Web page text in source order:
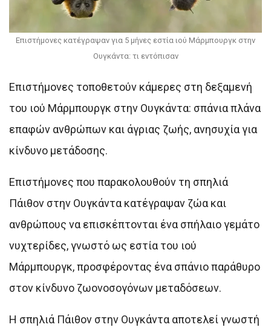
Επιστήμονες κατέγραψαν για 5 μήνες εστία ιού Μάρμπουργκ στην
Ουγκάντα: τι εντόπισαν
Επιστήμονες τοποθετούν κάμερες στη δεξαμενή
του ιού Μάρμπουργκ στην Ουγκάντα: σπάνια πλάνα
επαφών ανθρώπων και άγριας ζωής, ανησυχία για
κίνδυνο μετάδοσης.
Επιστήμονες που παρακολουθούν τη σπηλιά
Πάιθον στην Ουγκάντα κατέγραψαν ζώα και
ανθρώπους να επισκέπτονται ένα σπήλαιο γεμάτο
νυχτερίδες, γνωστό ως εστία του ιού
Μάρμπουργκ, προσφέροντας ένα σπάνιο παράθυρο
στον κίνδυνο ζωονοσογόνων μεταδόσεων.
Η σπηλιά Πάιθον στην Ουγκάντα αποτελεί γνωστή